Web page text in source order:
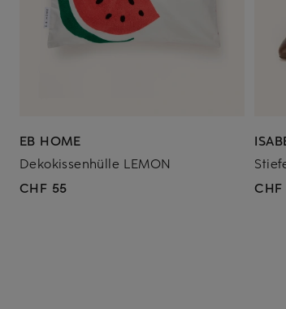
EB HOME
Dekokissenhülle LEMON
CHF 55